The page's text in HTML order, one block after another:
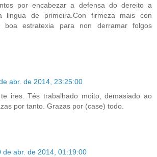
por encabezar a defensa do dereito a
lingua de primeira.Con firmeza mais con
boa estratexia para non derramar folgos
abr. de 2014, 23:25:00
ires. Tés trabalhado moito, demasiado ao
por tanto. Grazas por (case) todo.
de abr. de 2014, 01:19:00